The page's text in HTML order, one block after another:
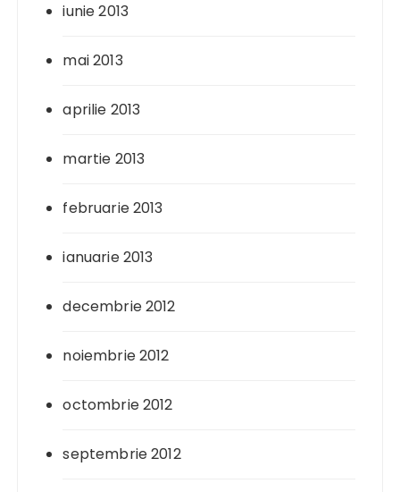
iunie 2013
mai 2013
aprilie 2013
martie 2013
februarie 2013
ianuarie 2013
decembrie 2012
noiembrie 2012
octombrie 2012
septembrie 2012